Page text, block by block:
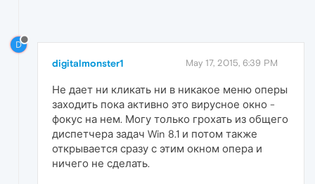
D
digitalmonster1 May 17, 2015, 6:39 PM
Не дает ни кликать ни в никакое меню оперы
заходить пока активно это вирусное окно -
фокус на нем. Могу только грохать из общего
диспетчера задач Win 8.1 и потом также
открывается сразу с этим окном опера и
ничего не сделать.